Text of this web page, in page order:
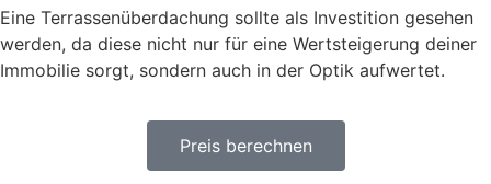
Eine Terrassenüberdachung sollte als Investition gesehen
werden, da diese nicht nur für eine Wertsteigerung deiner
Immobilie sorgt, sondern auch in der Optik aufwertet.
Preis berechnen